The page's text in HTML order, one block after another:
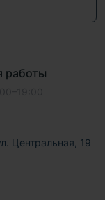
работы
Центральная, 19